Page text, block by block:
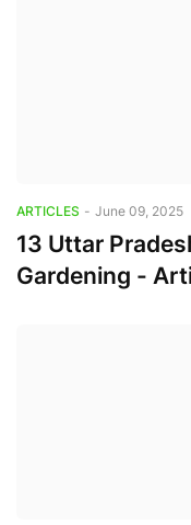
ARTICLES - June 09, 2025
13 Uttar
Gardening -